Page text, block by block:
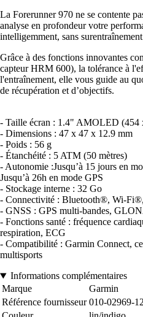
La Forerunner 970 ne se contente
analyse en profondeur votre
intelligemment, sans
Grâce à des fonctions innovantes
capteur HRM 600), la tolérance à
l'entraînement, elle vous guide au
de récupération et d’objectifs.
- Taille écran : 1.4" AMOLED (454
- Dimensions : 47 x 47 x 12.9 mm
- Poids : 56 g
- Étanchéité : 5 ATM (50 mètres)
- Autonomie :Jusqu’à 15 jours en
Jusqu’à 26h en mode GPS
- Stockage interne : 32 Go
- Connectivité : Bluetooth®, Wi-
- GNSS : GPS multi-bandes,
- Fonctions santé : fréquence
respiration, ECG
- Compatibilité : Garmin Connect,
multisports
Informations complémentaires
Marque
Garmin
Référence fournisseur 010-02969-12